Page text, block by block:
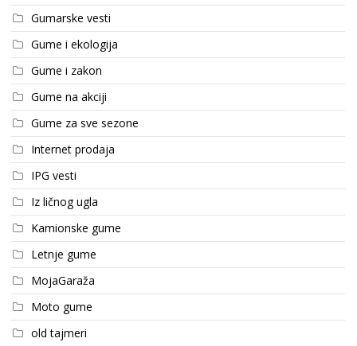
Gumarske vesti
Gume i ekologija
Gume i zakon
Gume na akciji
Gume za sve sezone
Internet prodaja
IPG vesti
Iz ličnog ugla
Kamionske gume
Letnje gume
MojaGaraža
Moto gume
old tajmeri